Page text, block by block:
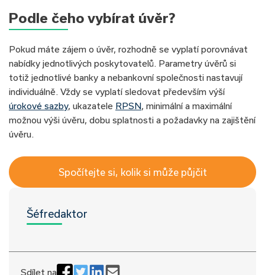
Podle čeho vybírat úvěr?
Pokud máte zájem o úvěr, rozhodně se vyplatí porovnávat
nabídky jednotlivých poskytovatelů. Parametry úvěrů si
totiž jednotlivé banky a nebankovní společnosti nastavují
individuálně. Vždy se vyplatí sledovat především výší
úrokové sazby, ukazatele RPSN, minimální a maximální
možnou výši úvěru, dobu splatnosti a požadavky na zajištění
úvěru.
Spočítejte si, kolik si může půjčit
Šéfredaktor
Sdílet na